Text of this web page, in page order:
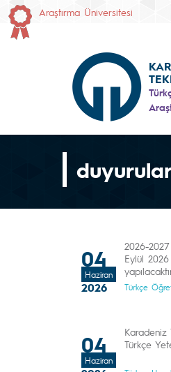
Araştırma Üniversitesi
04
Haziran
2026
2026-2027
Eylül
Türkçe
04
Haziran
Türkçe